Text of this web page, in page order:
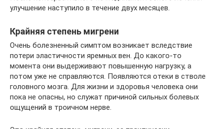
улучшение наступило в течение двух месяцев.
Крайняя степень мигрени
Очень болезненный симптом возникает вследствие
потери эластичности яремных вен. До какого-то
момента они выдерживают повышенную нагрузку, а
потом уже не справляются. Появляются отеки в стволе
головного мозга. Для жизни и здоровья человека они
пока не опасны, но служат причиной сильных болевых
ощущений в троичном нерве.